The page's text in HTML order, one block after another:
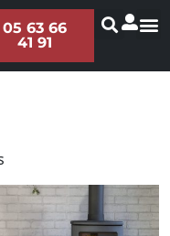
05 63 66
41 91